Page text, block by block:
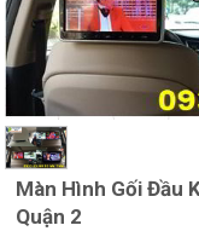
Màn Hình Gối Đầu
Quận 2